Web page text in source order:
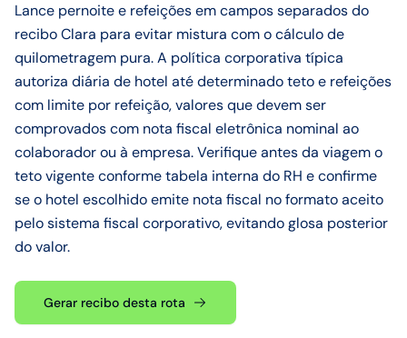
Lance pernoite e refeições em campos separados do
recibo Clara para evitar mistura com o cálculo de
quilometragem pura. A política corporativa típica
autoriza diária de hotel até determinado teto e refeições
com limite por refeição, valores que devem ser
comprovados com nota fiscal eletrônica nominal ao
colaborador ou à empresa. Verifique antes da viagem o
teto vigente conforme tabela interna do RH e confirme
se o hotel escolhido emite nota fiscal no formato aceito
pelo sistema fiscal corporativo, evitando glosa posterior
do valor.
Gerar recibo desta rota